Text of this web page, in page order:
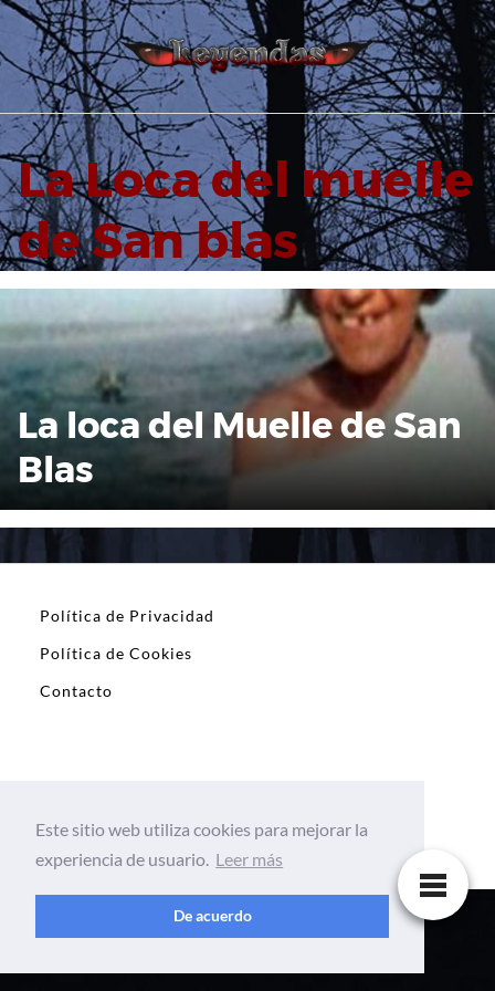
Saltar
contenido
La Loca del muelle
de San blas
La loca del Muelle de San
Blas
Política de Privacidad
Política de Cookies
Contacto
Este sitio web utiliza cookies para mejorar la
experiencia de usuario. Leer más
De acuerdo